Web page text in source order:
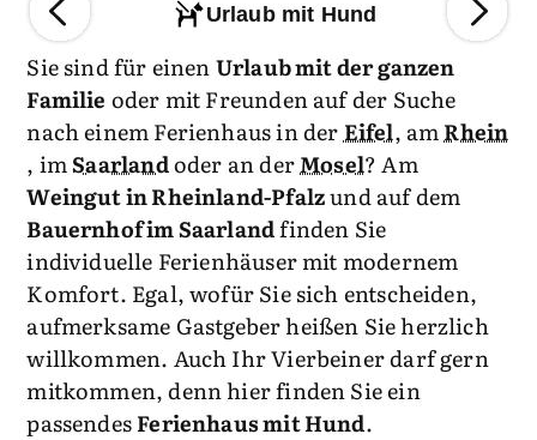
Urlaub mit Hund
Sie sind für einenUrlaub mit der ganzen
Familie oder mit Freunden auf der Suche
nach einem Ferienhaus in der Eifel, amRhein
, imSaarlandoder an derMosel? Am
Weingut in Rheinland-Pfalzund auf dem
Bauernhof im Saarlandfinden Sie
individuelle Ferienhäuser mit modernem
Komfort. Egal, wofür Sie sich entscheiden,
aufmerksame Gastgeber heißen Sie herzlich
willkommen. Auch Ihr Vierbeiner darf gern
mitkommen, denn hier finden Sie ein
passendesFerienhaus mit Hund.